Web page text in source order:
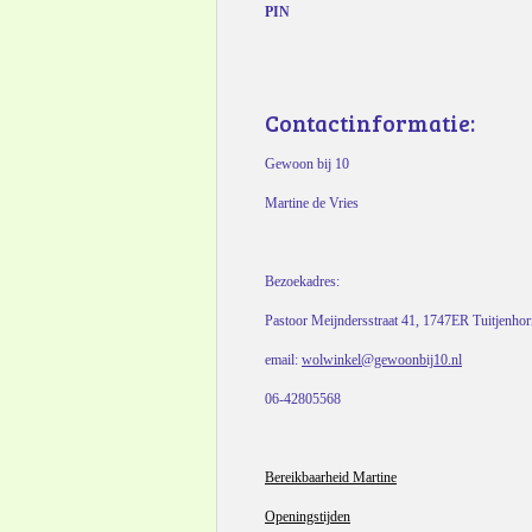
PIN
Contactinformatie:
Gewoon bij 10
Martine de Vries
Bezoekadres:
Pastoor Meijndersstraat 41, 1747ER
email: wolwinkel@gewoonbij10.nl
06-42805568
Bereikbaarheid Martine
Openingstijden